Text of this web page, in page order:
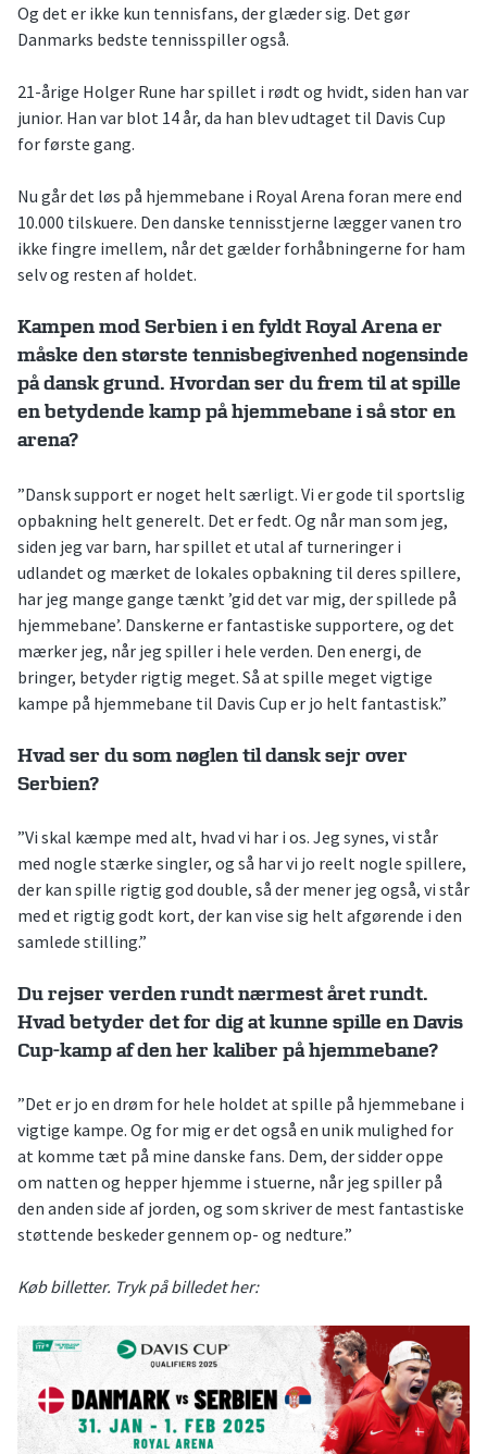
Og det er ikke kun tennisfans, der glæder sig. Det gør
Danmarks bedste tennisspiller også.
21-årige Holger Rune har spillet i rødt og hvidt, siden han var
junior. Han var blot 14 år, da han blev udtaget til Davis Cup
for første gang.
Nu går det løs på hjemmebane i Royal Arena foran mere end
10.000 tilskuere. Den danske tennisstjerne lægger vanen tro
ikke fingre imellem, når det gælder forhåbningerne for ham
selv og resten af holdet.
Kampen mod Serbien i en fyldt Royal Arena er
måske den største tennisbegivenhed nogensinde
på dansk grund. Hvordan ser du frem til at spille
en betydende kamp på hjemmebane i så stor en
arena?
”Dansk support er noget helt særligt. Vi er gode til sportslig
opbakning helt generelt. Det er fedt. Og når man som jeg,
siden jeg var barn, har spillet et utal af turneringer i
udlandet og mærket de lokales opbakning til deres spillere,
har jeg mange gange tænkt ’gid det var mig, der spillede på
hjemmebane’. Danskerne er fantastiske supportere, og det
mærker jeg, når jeg spiller i hele verden. Den energi, de
bringer, betyder rigtig meget. Så at spille meget vigtige
kampe på hjemmebane til Davis Cup er jo helt fantastisk.”
Hvad ser du som nøglen til dansk sejr over
Serbien?
”Vi skal kæmpe med alt, hvad vi har i os. Jeg synes, vi står
med nogle stærke singler, og så har vi jo reelt nogle spillere,
der kan spille rigtig god double, så der mener jeg også, vi står
med et rigtig godt kort, der kan vise sig helt afgørende i den
samlede stilling.”
Du rejser verden rundt nærmest året rundt.
Hvad betyder det for dig at kunne spille en Davis
Cup-kamp af den her kaliber på hjemmebane?
”Det er jo en drøm for hele holdet at spille på hjemmebane i
vigtige kampe. Og for mig er det også en unik mulighed for
at komme tæt på mine danske fans. Dem, der sidder oppe
om natten og hepper hjemme i stuerne, når jeg spiller på
den anden side af jorden, og som skriver de mest fantastiske
støttende beskeder gennem op- og nedture.”
Køb billetter. Tryk på billedet her: